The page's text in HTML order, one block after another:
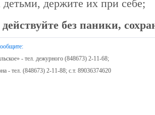
детьми, держите их при себе;
без паники,
- тел. дежурного (848673) 2-11-68;
- тел. (848673) 2-11-88; с.т. 89036374620